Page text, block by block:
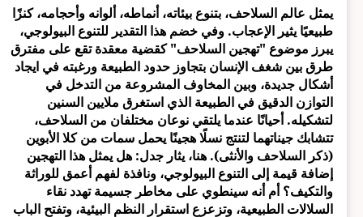
يمثل عالم السلاحف، بتنوع بيئاته، أنماطه، ألوانه وأحجامه، كنزًا
طبيعيًا يثير الإعجاب. وفي خضم هذا التقدير للتنوع البيولوجي،
يبرز موضوع "تهجين السلاحف" كقضية معقدة تقع على مفترق
طرق بين شغف الإنسان بتجاوز حدود الطبيعة ورغبته في ايجاد
أشكال جديدة، وبين المخاوف المشروعة من التدخل في
التوازن الدقيق في الطبيعة الذي استغرق ملايين السنين
لتشكيله. أحيانًا عندما يلتقي نوعان مختلفان من السلاحف،
تتشابك جيناتهما لتنتج نسلًا هجينًا يحمل سمات من كلا الأبوين
(ذكر السلاحف والأنثى). هنا، يثار جدل: هل يمثل هذا التهجين
إضافة قيمة إلى التنوع البيولوجي، ونافذة لفهم أعمق للوراثة
والتكيف؟ أم أنه سينطوي على مخاطر جسيمة تهدد نقاء
السلالات الطبيعية، وتزعزع استقرار النظم البيئية، وتفتح الباب